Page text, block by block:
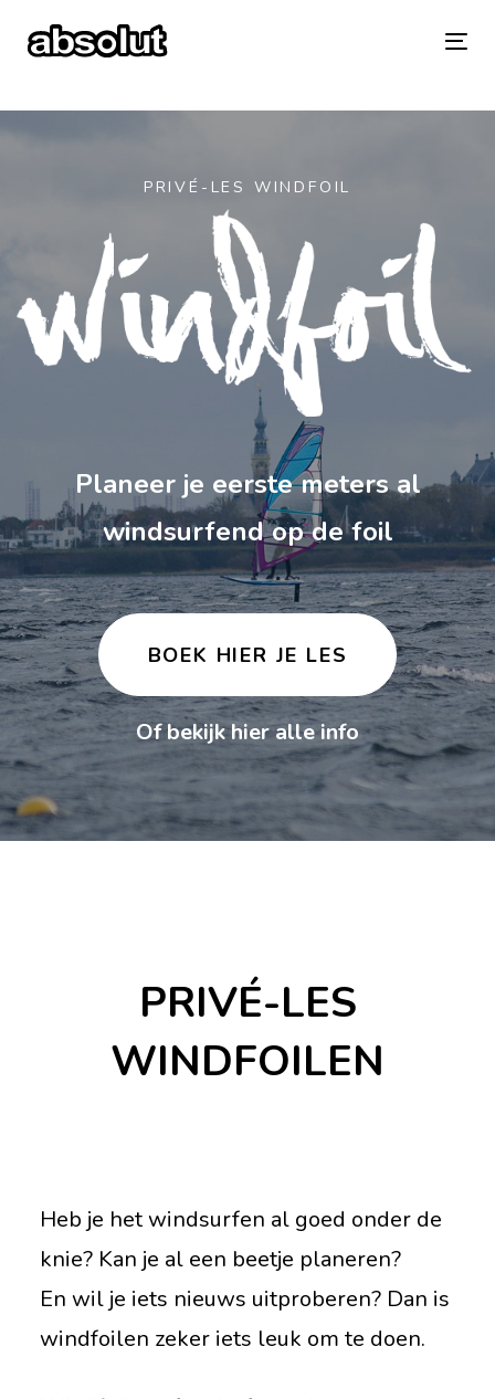
links
navigation
PRIVÉ-LES WINDFOIL
Planeer je eerste meters al
windsurfend op de foil
BOEK HIER JE LES
Of bekijk hier alle info
PRIVÉ-LES
WINDFOILEN
Heb je het windsurfen al goed onder de
knie? Kan je al een beetje planeren?
En wil je iets nieuws uitproberen? Dan is
windfoilen zeker iets leuk om te doen.